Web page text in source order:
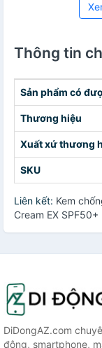
Thông tin
Sản phẩm có
Thương hiệu
Xuất xứ thương
SKU
Liên kết: Kem
Cream EX
DiDongAZ.com
động, smartphone,